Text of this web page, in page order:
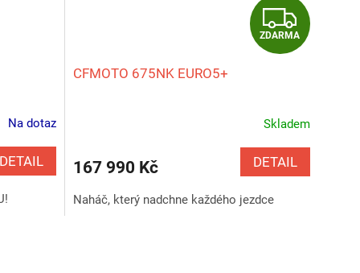
Na dotaz
DETAIL
Z
D
R
M
A
ZDARMA
CFMOTO 675NK EURO5+
Skladem
167 990 Kč DETAIL
Naháč, který nadchne každého jezdce